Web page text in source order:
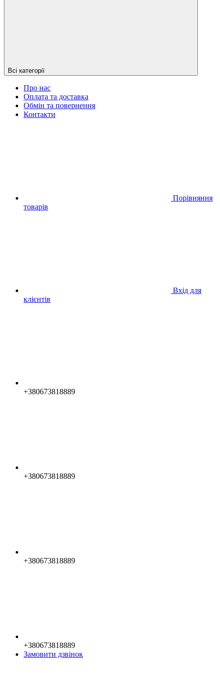
Всі категорії
Про нас
Оплата та доставка
Обмін та повернення
Контакти
Порівняння
товарів
Вхід для
клієнтів
+380673818889
+380673818889
+380673818889
+380673818889
Замовити дзвінок